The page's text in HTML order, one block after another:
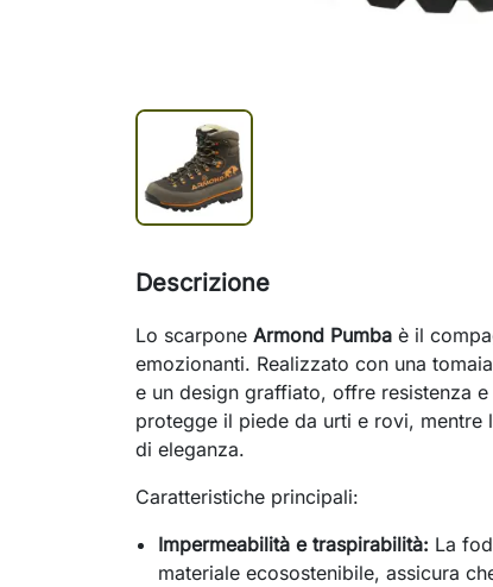
Descrizione
Lo scarpone Armond Pumba è il
emozionanti. Realizzato con una
e un design graffiato, offre resistenza
protegge il piede da urti e rovi, mentre
di eleganza.
Caratteristiche principali:
Impermeabilità e traspirabilità: La
materiale ecosostenibile, assicura